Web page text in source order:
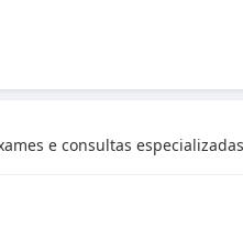
e consultas especializadas